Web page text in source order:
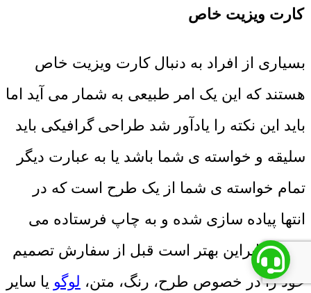
کارت ویزیت خاص
بسیاری از افراد به دنبال کارت ویزیت خاص
هستند که این یک امر طبیعی به شمار می آید اما
باید این نکته را یادآور شد طراحی گرافیکی باید
سلیقه و خواسته ی شما باشد یا به عبارت دیگر
تمام خواسته ی شما از یک طرح است که در
انتها پیاده سازی شده و به چاپ فرستاده می
شود، بنابراین بهتر است قبل از سفارش تصمیم
خود را در خصوص طرح، رنگ، متن، لوگو یا سایر